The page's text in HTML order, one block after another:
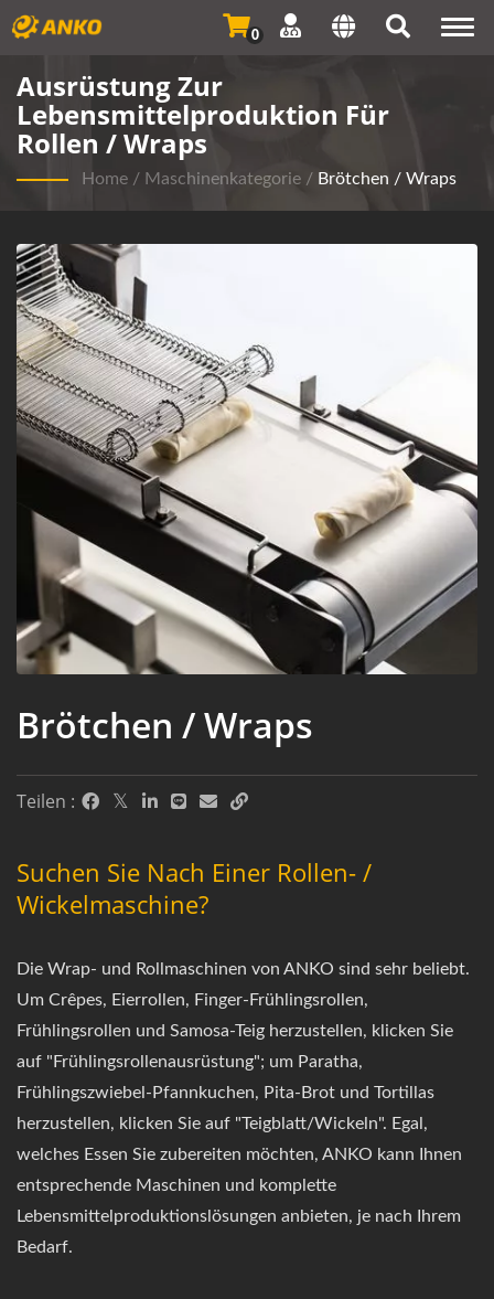
0
Ausrüstung Zur
Lebensmittelproduktion Für
Rollen / Wraps
Home / Maschinenkategorie / Brötchen / Wraps
Brötchen / Wraps
Teilen :
Suchen Sie Nach Einer Rollen- /
Wickelmaschine?
Die Wrap- und Rollmaschinen von ANKO sind sehr beliebt.
Um Crêpes, Eierrollen, Finger-Frühlingsrollen,
Frühlingsrollen und Samosa-Teig herzustellen, klicken Sie
auf "Frühlingsrollenausrüstung"; um Paratha,
Frühlingszwiebel-Pfannkuchen, Pita-Brot und Tortillas
herzustellen, klicken Sie auf "Teigblatt/Wickeln". Egal,
welches Essen Sie zubereiten möchten, ANKO kann Ihnen
entsprechende Maschinen und komplette
Lebensmittelproduktionslösungen anbieten, je nach Ihrem
Bedarf.